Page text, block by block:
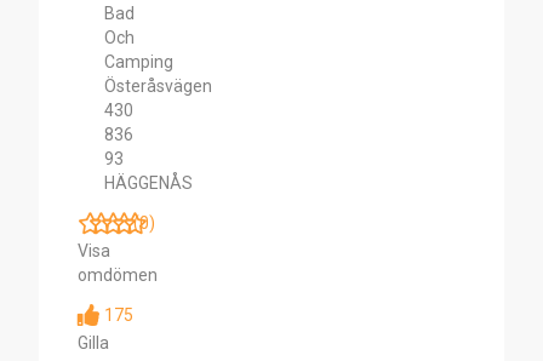
Bad
Och
Camping
Österåsvägen
430
836
93
HÄGGENÅS
(0)
Visa
omdömen
175
Gilla